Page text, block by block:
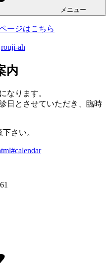
メニュー
ージはこちら
rouji-ah
内
なります。
日とさせていただき、臨時
さい。